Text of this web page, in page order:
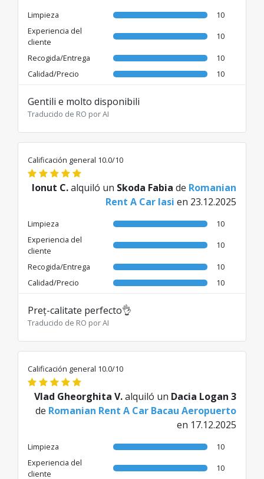
Limpieza
10
Experiencia del
cliente
10
Recogida/Entrega
10
Calidad/Precio
10
Gentili e molto disponibili
Traducido de RO por AI
Calificación general 10.0/10
Ionut C.alquiló un Skoda Fabia de Romanian
Rent A Car Iasi en 23.12.2025
Limpieza
10
Experiencia del
cliente
10
Recogida/Entrega
10
Calidad/Precio
10
Preț-calitate perfecto👌
Traducido de RO por AI
Calificación general 10.0/10
Vlad Gheorghita V.alquiló un Dacia Logan 3
de Romanian Rent A Car Bacau Aeropuerto
en 17.12.2025
Limpieza
10
Experiencia del
cliente
10